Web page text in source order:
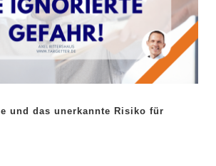
und das unerkannte Risiko für